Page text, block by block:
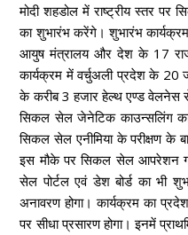
मोदी शहडोल में राष्ट्रीय स्तर
का शुभारंभ करेंगे। शुभारंभ
आयुष मंत्रालय और देश के 17
कार्यक्रम में वर्चुअली प्रदेश के
के करीब 3 हजार हेल्थ एण्ड वेलनेस
सिकल सेल जेनेटिक काउन्सलिंग
सिकल सेल एनीमिया के परीक्षण के
इस मौके पर सिकल सेल आपरेशन
सेल पोर्टल एवं डेश बोर्ड का
अनावरण होगा। कार्यक्रम का
पर सीधा प्रसारण होगा। इनमें